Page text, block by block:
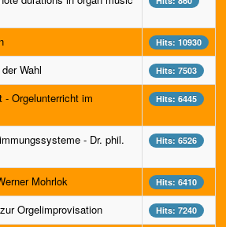
Hits: 10930
Wahl Hits: 7503
- Orgelunterricht im
Hits: 6445
- Dr. phil.
Hits: 6526
Mohrlok Hits: 6410
Orgelimprovisation Hits: 7240